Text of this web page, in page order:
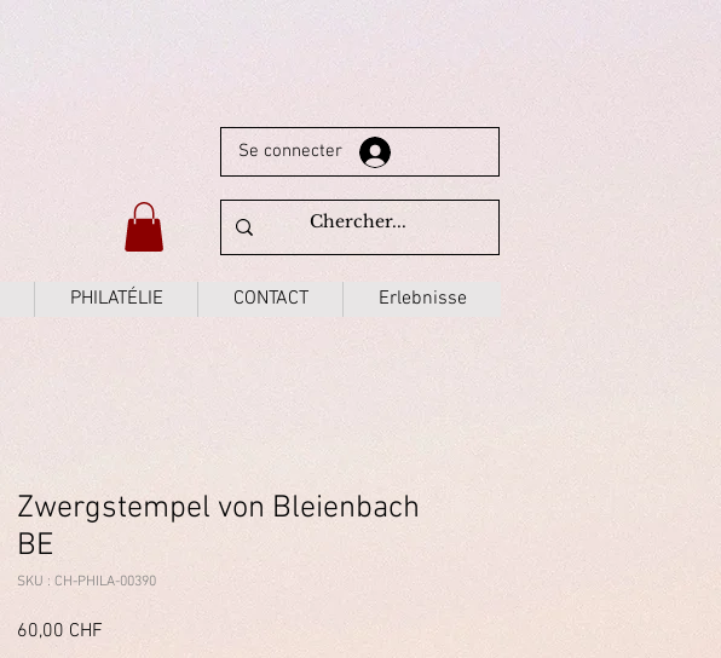
Se connecter
PHILATÉLIE CONTACT Erlebnisse
Zwergstempel von Bleienbach
BE
SKU : CH-PHILA-00390
60,00 CHF